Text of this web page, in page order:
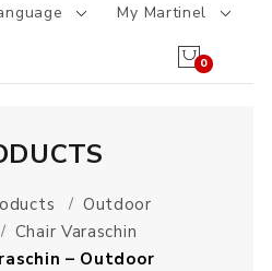
My Martinel
0
Outdoor
Chair Varaschin
– Outdoor